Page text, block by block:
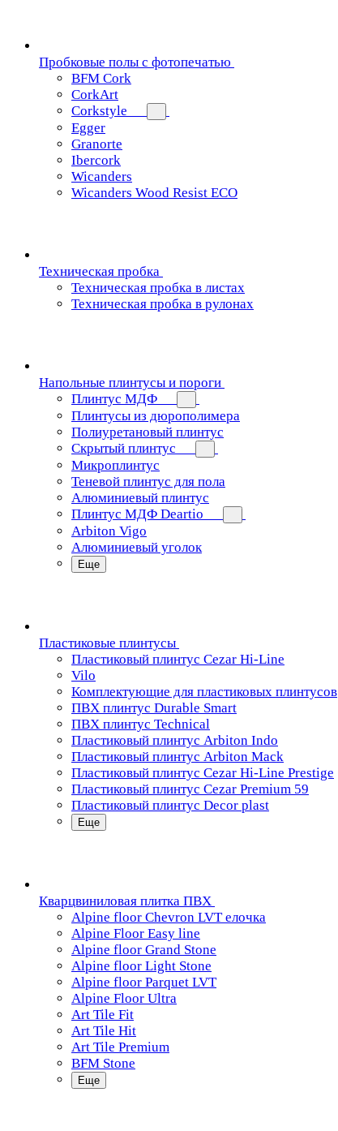
Пробковые полы с фотопечатью
BFM Cork
CorkArt
Corkstyle
Egger
Granorte
Ibercork
Wicanders
Wicanders Wood Resist ECO
Техническая пробка
Техническая пробка в листах
Техническая пробка в рулонах
Напольные плинтусы и пороги
Плинтус МДФ
Плинтусы из дюрополимера
Полиуретановый плинтус
Скрытый плинтус
Микроплинтус
Теневой плинтус для пола
Алюминиевый плинтус
Плинтус МДФ Deartio
Arbiton Vigo
Алюминиевый уголок
Еще
Пластиковые плинтусы
Пластиковый плинтус Cezar Hi-Line
Vilo
Комплектующие для пластиковых плинтусов
ПВХ плинтус Durable Smart
ПВХ плинтус Technical
Пластиковый плинтус Arbiton Indo
Пластиковый плинтус Arbiton Mack
Пластиковый плинтус Cezar Hi-Line Prestige
Пластиковый плинтус Cezar Premium 59
Пластиковый плинтус Decor plast
Еще
Кварцвиниловая плитка ПВХ
Alpine floor Chevron LVT елочка
Alpine Floor Easy line
Alpine floor Grand Stone
Alpine floor Light Stone
Alpine floor Parquet LVT
Alpine Floor Ultra
Art Tile Fit
Art Tile Hit
Art Tile Premium
BFM Stone
Еще